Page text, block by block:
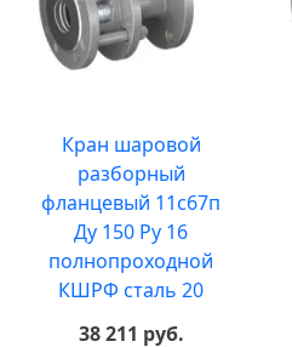
Кран шаровой
разборный
фланцевый 11с67п
Ду 150 Ру 16
полнопроходной
КШРФ сталь 20
38 211 руб.